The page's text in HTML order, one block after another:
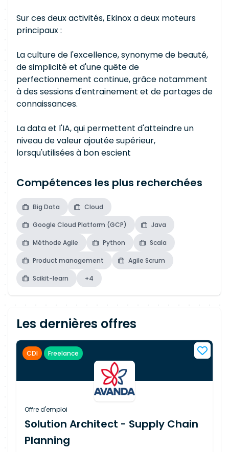
Sur ces deux activités, Ekinox a deux moteurs
principaux :
La culture de l'excellence, synonyme de beauté,
de simplicité et d'une quête de
perfectionnement continue, grâce notamment
à des sessions d'entrainement et de partages de
connaissances.
La data et l'IA, qui permettent d'atteindre un
niveau de valeur ajoutée supérieur,
lorsqu'utilisées à bon escient
Compétences les plus recherchées
Big Data Cloud
Google Cloud Platform (GCP) Java
Méthode Agile Python Scala
Product management Agile Scrum
Scikit-learn +4
Les dernières offres
CDI Freelance
Offre d'emploi
Solution Architect - Supply Chain
Planning